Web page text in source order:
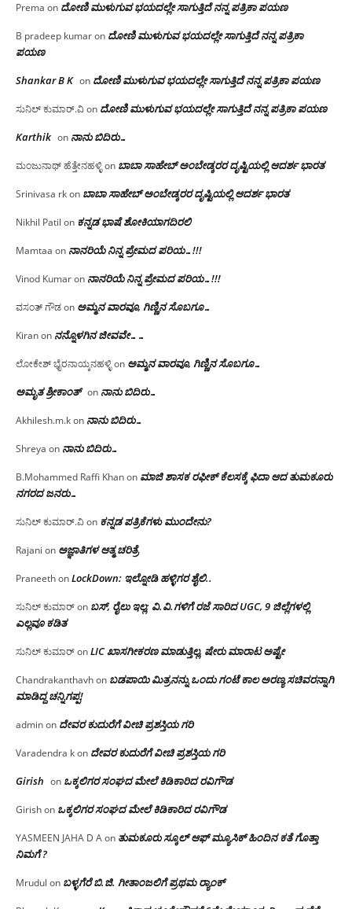
Prema on ದೋಣಿ ಮುಳುಗುವ ಭಯದಲ್ಲೇ ಸಾಗುತ್ತಿದೆ ನನ್ನ ಪತ್ರಿಕಾ ಪಯಣ
B pradeep kumaron ದೋಣಿ ಮುಳುಗುವ ಭಯದಲ್ಲೇ ಸಾಗುತ್ತಿದೆ ನನ್ನ ಪತ್ರಿಕಾ
ಪಯಣ
Shankar B K on ದೋಣಿ ಮುಳುಗುವ ಭಯದಲ್ಲೇ ಸಾಗುತ್ತಿದೆ ನನ್ನ ಪತ್ರಿಕಾ ಪಯಣ
ಸುನಿಲ್ ಕುಮಾರ್.ವಿon ದೋಣಿ ಮುಳುಗುವ ಭಯದಲ್ಲೇ ಸಾಗುತ್ತಿದೆ ನನ್ನ ಪತ್ರಿಕಾ ಪಯಣ
Karthik on ನಾನು ಬಿದಿರು…
ಮಂಜುನಾಥ್ ಹೆತ್ತೇನಹಳ್ಳಿon ಬಾಬಾ ಸಾಹೇಬ್ ಅಂಬೇಡ್ಕರರ ದೃಷ್ಟಿಯಲ್ಲಿ ಆದರ್ಶ ಭಾರತ
Srinivasa rkon ಬಾಬಾ ಸಾಹೇಬ್ ಅಂಬೇಡ್ಕರರ ದೃಷ್ಟಿಯಲ್ಲಿ ಆದರ್ಶ ಭಾರತ
Nikhil Patil on ಕನ್ನಡ ಭಾಷೆ ಶೋಕಿಯಾಗದಿರಲಿ
Mamtaa on ನಾನರಿಯೆ ನಿನ್ನ ಪ್ರೇಮದ ಪರಿಯ…!!!
Vinod Kumaron ನಾನರಿಯೆ ನಿನ್ನ ಪ್ರೇಮದ ಪರಿಯ…!!!
ವಸಂತ್ ಗೌಡon ಅಮ್ಮನ ವಾರವೂ, ಗಿಣ್ಣಿನ ಸೊಬಗೂ…
Kiranon ನನ್ನೊಳಗಿನ ಜೀವವೇ……
ಲೋಕೇಶ್ ಭೈರನಾಯ್ಕನಹಳ್ಳಿon ಅಮ್ಮನ ವಾರವೂ, ಗಿಣ್ಣಿನ ಸೊಬಗೂ…
ಅಮೃತ ಶ್ರೀಕಾಂತ್ on ನಾನು ಬಿದಿರು…
Akhilesh.m.kon ನಾನು ಬಿದಿರು…
Shreya on ನಾನು ಬಿದಿರು…
B.Mohammed Raffi Khanon ಮಾಜಿ ಶಾಸಕ ರಫೀಕ್ ಕೆಲಸಕ್ಕೆ ಫಿದಾ ಆದ ತುಮಕೂರು
ನಗರದ ಜನರು…
ಸುನಿಲ್ ಕುಮಾರ್.ವಿon ಕನ್ನಡ ಪತ್ರಿಕೆಗಳು ಮುಂದೇನು?
Rajani on ಅಜ್ಞಾತಿಗಳ ಆತ್ಮ ಚರಿತ್ರೆ
PraneethonLockDown: ಇಲ್ನೋಡಿ ಹಳ್ಳಿಗರ ಶೈಲಿ..
ಸುನಿಲ್ ಕುಮಾರ್on ಬಸ್, ರೈಲು ಇಲ್ಲ; ವಿ.ವಿ.ಗಳಿಗೆ ರಜೆ ಸಾರಿದ UGC, 9 ಜಿಲ್ಲೆಗಳಲ್ಲಿ
ಎಲ್ಲವೂ ಕಡಿತ
ಸುನಿಲ್ ಕುಮಾರ್onLIC ಖಾಸಗೀಕರಣ ಮಾಡುತ್ತಿಲ್ಲ, ಷೇರು ಮಾರಾಟ ಅಷ್ಟೇ
Chandrakanthavhon ಬಡಪಾಯಿ ಮಿತ್ರನನ್ನು ಒಂದು ಗಂಟೆ ಕಾಲ ಅರಣ್ಯ ಸಚಿವರನ್ನಾಗಿ
ಮಾಡಿದ್ದ ಚನ್ನಿಗಪ್ಪ!
adminon ದೇವರ ಕುದುರೆಗೆ ವೀಚಿ ಪ್ರಶಸ್ತಿಯ ಗರಿ
Varadendra kon ದೇವರ ಕುದುರೆಗೆ ವೀಚಿ ಪ್ರಶಸ್ತಿಯ ಗರಿ
Girish on ಒಕ್ಕಲಿಗರ ಸಂಘದ ಮೇಲೆ ಕಿಡಿಕಾರಿದ ರವಿಗೌಡ
Girishon ಒಕ್ಕಲಿಗರ ಸಂಘದ ಮೇಲೆ ಕಿಡಿಕಾರಿದ ರವಿಗೌಡ
YASMEEN JAHA D Aon ತುಮಕೂರು ಸ್ಕೂಲ್ ಆಫ್ ಮ್ಯೂಸಿಕ್ ಹಿಂದಿನ ಕತೆ ಗೊತ್ತಾ
ನಿಮಗೆ ?
Mrudul on ಬಳ್ಳಗೆರೆ ಬಿ.ಜಿ. ಗೀತಾಂಜಲಿಗೆ ಪ್ರಥಮ ರ‌್ಯಾಂಕ್